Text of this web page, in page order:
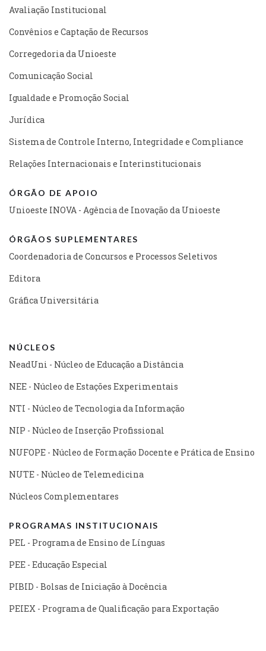
Avaliação Institucional
Convênios e Captação de Recursos
Corregedoria da Unioeste
Comunicação Social
Igualdade e Promoção Social
Jurídica
Sistema de Controle Interno, Integridade e Compliance
Relações Internacionais e Interinstitucionais
ÓRGÃO DE APOIO
Unioeste INOVA - Agência de Inovação da Unioeste
ÓRGÃOS SUPLEMENTARES
Coordenadoria de Concursos e Processos Seletivos
Editora
Gráfica Universitária
NÚCLEOS
NeadUni - Núcleo de Educação a Distância
NEE - Núcleo de Estações Experimentais
NTI - Núcleo de Tecnologia da Informação
NIP - Núcleo de Inserção Profissional
NUFOPE - Núcleo de Formação Docente e Prática de Ensino
NUTE - Núcleo de Telemedicina
Núcleos Complementares
PROGRAMAS INSTITUCIONAIS
PEL - Programa de Ensino de Línguas
PEE - Educação Especial
PIBID - Bolsas de Iniciação à Docência
PEIEX - Programa de Qualificação para Exportação